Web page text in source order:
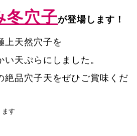
冬穴子が登場します！
上天然穴子を
天ぷらにしました。
絶品穴子天をぜひご賞味くだ
す